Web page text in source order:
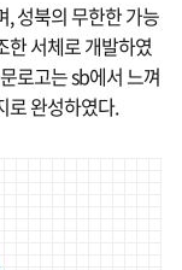
, 성북의 무한한 가능
한 서체로 개발하였
로고는 sb에서 느껴
로 완성하였다.